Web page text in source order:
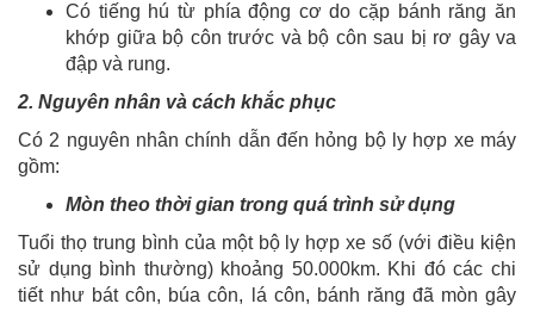
Có tiếng hú từ phía động cơ do cặp bánh răng ăn
khớp giữa bộ côn trước và bộ côn sau bị rơ gây va
đập và rung.
2. Nguyên nhân và cách khắc phục
Có 2 nguyên nhân chính dẫn đến hỏng bộ ly hợp xe máy
gồm:
Mòn theo thời gian trong quá trình sử dụng
Tuổi thọ trung bình của một bộ ly hợp xe số (với điều kiện
sử dụng bình thường) khoảng 50.000km. Khi đó các chi
tiết như bát côn, búa côn, lá côn, bánh răng đã mòn gây